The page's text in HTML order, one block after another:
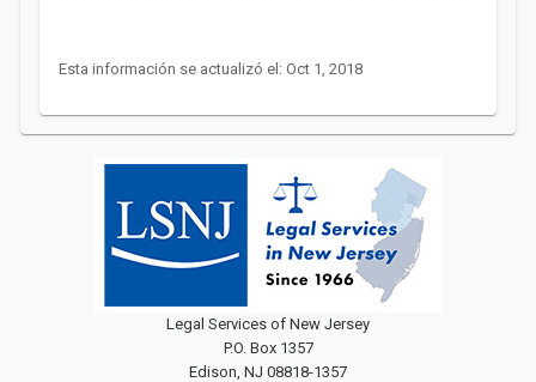
Esta información se actualizó el: Oct 1, 2018
Legal Services of New Jersey
P.O. Box 1357
Edison, NJ 08818-1357